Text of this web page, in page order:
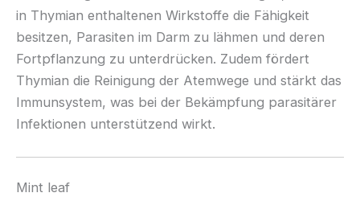
in Thymian enthaltenen Wirkstoffe die Fähigkeit
besitzen, Parasiten im Darm zu lähmen und deren
Fortpflanzung zu unterdrücken. Zudem fördert
Thymian die Reinigung der Atemwege und stärkt das
Immunsystem, was bei der Bekämpfung parasitärer
Infektionen unterstützend wirkt.
Mint leaf